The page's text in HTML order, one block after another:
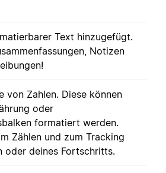
Text hinzugefügt.
Notizen
von Zahlen. Diese können
oder
formatiert werden.
Zählen und zum Tracking
oder deines Fortschritts.